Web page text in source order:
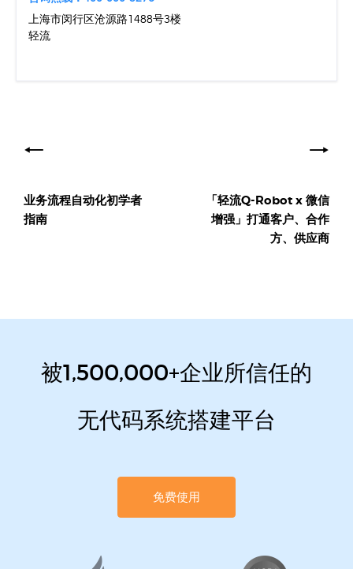
上海市闵行区沧源路1488号3楼
轻流
章
航业务流程自动化初学者
指南
「轻流Q-Robot x 微信
增强」打通客户、合作
方、供应商
被1,500,000+企业所信任的
无代码系统搭建平台
免费使用